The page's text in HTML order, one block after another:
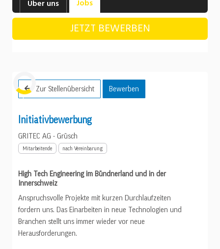
Industrie, Maschinenbau, Anlagenbau,
Produktion
Informatik, Telekommunikation
Körperpflege, Wellness
Marketing, Kommunikation, Medien, Druck
Mechanik, Elektronik, Optik, Textil (Fertigung)
Medizin, Gesundheitswesen, Pflege
Verkauf, Handel, Kundenberatung,
Aussendienst
Über uns Jobs
JETZT BEWERBEN
Laden...